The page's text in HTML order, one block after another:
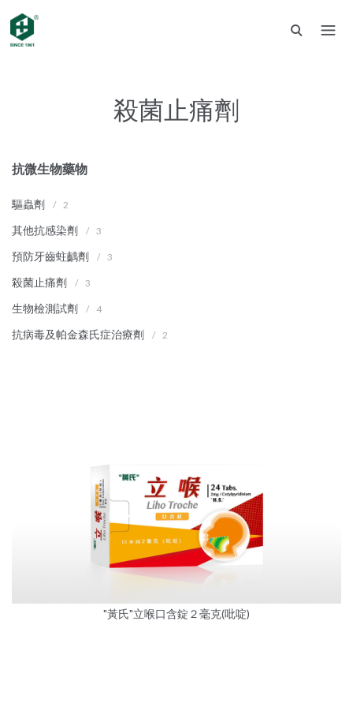
殺菌止痛劑
抗微生物藥物
驅蟲劑 / 2
其他抗感染劑 / 3
預防牙齒蛀齲劑 / 3
殺菌止痛劑 / 3
生物檢測試劑 / 4
抗病毒及帕金森氏症治療劑 / 2
"黃氏"立喉口含錠２毫克(吡啶)